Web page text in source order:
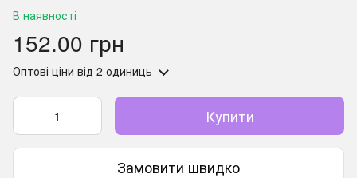
В наявності
152.00 грн
Оптові ціни від 2 одиниць
Купити
Замовити швидко